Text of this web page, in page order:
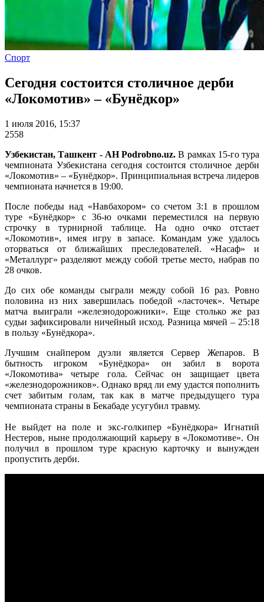
Спорт
Сегодня состоится столичное дерби
«Локомотив» – «Бунёдкор»
1 июля 2016, 15:37
2558
Узбекистан, Ташкент - АН Podrobno.uz. В рамках 15-го тура
чемпионата Узбекистана сегодня состоится столичное дерби
«Локомотив» – «Бунёдкор». Принципиальная встреча лидеров
чемпионата начнется в 19:00.
После победы над «Навбахором» со счетом 3:1 в прошлом
туре «Бунёдкор» с 36-ю очками переместился на первую
строчку в турнирной таблице. На одно очко отстает
«Локомотив», имея игру в запасе. Командам уже удалось
оторваться от ближайших преследователей. «Насаф» и
«Металлург» разделяют между собой третье место, набрав по
28 очков.
До сих обе команды сыграли между собой 16 раз. Ровно
половина из них завершилась победой «ласточек». Четыре
матча выиграли «железнодорожники». Еще столько же раз
судьи зафиксировали ничейный исход. Разница мячей – 25:18
в пользу «Бунёдкора».
Лучшим снайпером дуэли является Сервер Жепаров. В
бытность игроком «Бунёдкора» он забил в ворота
«Локомотива» четыре гола. Сейчас он защищает цвета
«железнодорожников». Однако вряд ли ему удастся пополнить
счет забитым голам, так как в матче предыдущего тура
чемпионата страны в Бекабаде усугубил травму.
Не выйдет на поле и экс-голкипер «Бунёдкора» Игнатий
Нестеров, ныне продолжающий карьеру в «Локомотиве». Он
получил в прошлом туре красную карточку и вынужден
пропустить дерби.